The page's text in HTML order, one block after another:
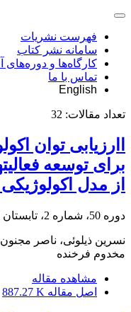
فهرست نشریات
سامانه نشر کتاب
کارگاه‌ها و
تماس با ما
English
تعداد مقالات: 32
اارزیابی توان
برای توسعه
از مدل
دوره 50، شماره 2، تابستان 1398، صفحه
نسرین ذیلوئی، ناصر
مخدوم فرخنده
مشاهده مقاله
اصل مقاله 887.27 K